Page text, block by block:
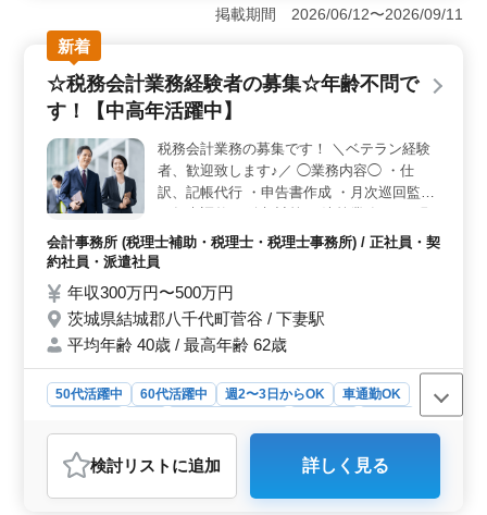
方々が活躍する環境を整えており、社会保険も完備して
います。安定した職場環境で、自動車整備のスキルを存
分に発揮しませんか。当店では長年の経験を活かして、
安心して働ける環境を提供しています。 ＜車検専門
店での仕事内容＞ 車検専門店での自動車整備士とし
て、定期点検整備や納車整備、車検整備など幅広い業務
応し、トラブル時の整備業務も行います。またお客様と
のコミュニケーションも大切にし信頼関係を築いていま
す。 ＜龍ヶ崎市の魅力＞ 茨城県龍ヶ崎市は、自然
に囲まれた住みやすい街です。竜ヶ崎駅からのアクセス
も良好で、通勤も便利です。また周辺には公園や商業施
設も充実しており、家族での生活にも適しています。豊
かな自然環境の中で安心して暮らせる場所です。
掲載期間 2026/06/12〜2026/09/11
新着
☆税務会計業務経験者の募集☆年齢不問で
す！【中高年活躍中】
税務会計業務の募集です！ ＼ベテラン経験
者、歓迎致します♪／ ◯業務内容◯ ・仕
訳、記帳代行 ・申告書作成 ・月次巡回監査
在シニア層の採用を積極的に行っておりま
す。 ご経験を活かして働きたい！子育てと
どんな理由でも構いません。 年齢は選考基
準になりませんので、お気軽にご応募くださ
い☆★
会計事務所 (税理士補助・税理士・税理士事務所) / 正社員・契
約社員・派遣社員
年収300万円〜500万円
茨城県結城郡八千代町菅谷 / 下妻駅
平均年齢 40歳 / 最高年齢 62歳
50代活躍中 60代活躍中 週2〜3日からOK
車通勤OK
会計事務所
おすすめポイント
＜働きやすさ＞ 茨城県結城郡八千代町菅谷にある会計
検討リスト に追加 詳しく見る